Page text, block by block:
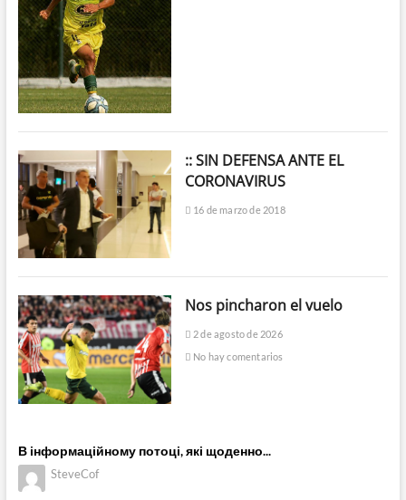
:: SIN DEFENSA ANTE EL
CORONAVIRUS
16 de marzo de 2018
Nos pincharon el vuelo
2 de agosto de 2026
No hay comentarios
В інформаційному потоці, які щоденно...
SteveCof